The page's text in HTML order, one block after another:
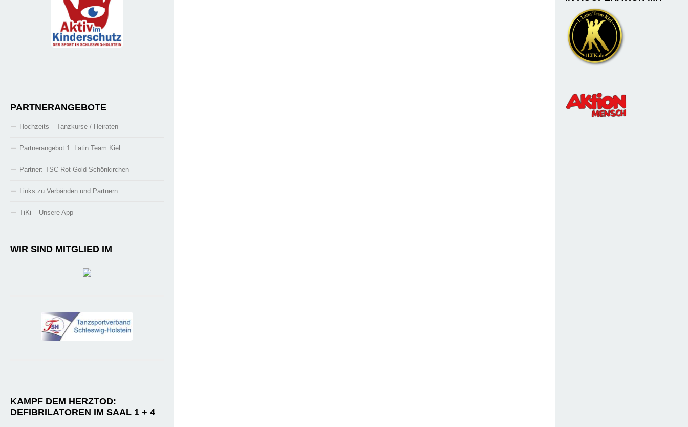
PARTNERANGEBOTE
Hochzeits – Tanzkurse / Heiraten
Partnerangebot 1. Latin Team Kiel
Partner: TSC Rot-Gold Schönkirchen
Links zu Verbänden und Partnern
TiKi – Unsere App
WIR SIND MITGLIED IM
KAMPF DEM HERZTOD:
DEFIBRILATOREN IM SAAL 1 + 4